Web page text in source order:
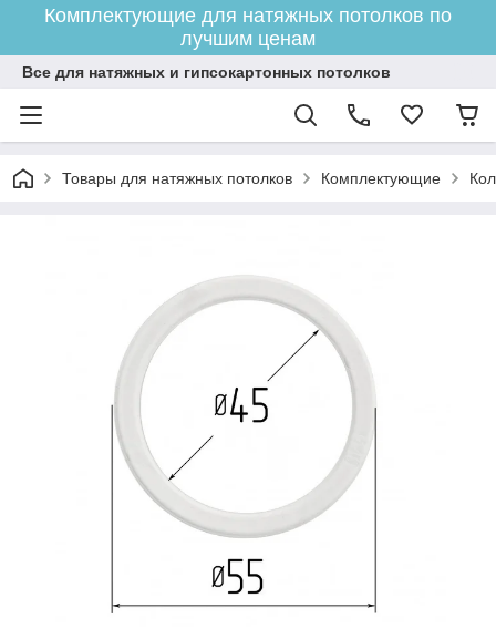
Комплектующие для натяжных потолков по
лучшим ценам
Все для натяжных и гипсокартонных потолков
Товары для натяжных потолков Комплектующие